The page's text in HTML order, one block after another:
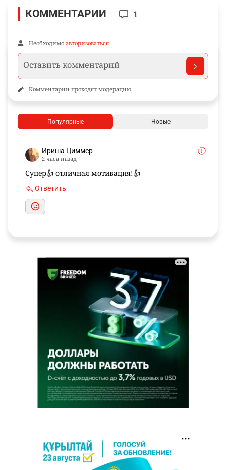
КОММЕНТАРИИ 1
Необходимо авторизоваться
Комментарии проходят модерацию.
Популярные Новые
Ириша Циммер
2 часа назад
Супер👍 отличная мотивация!👍
Ответить